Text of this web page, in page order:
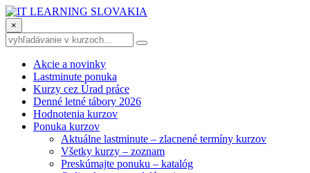
×
Akcie a novinky
Lastminute ponuka
Kurzy cez Úrad práce
Denné letné tábory 2026
Hodnotenia kurzov
Ponuka kurzov
Aktuálne lastminute – zlacnené termíny kurzov
Všetky kurzy – zoznam
Preskúmajte ponuku – katalóg